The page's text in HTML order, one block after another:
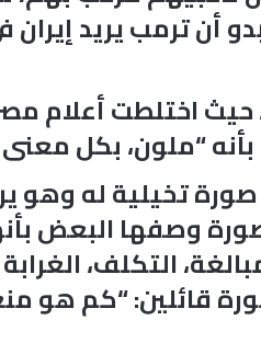
أن ترمب يريد إيران
حيث اختلطت أعلام
تخيلية له وهو
صورة وصفها البعض
التكلف،
قائلين: “كم هو